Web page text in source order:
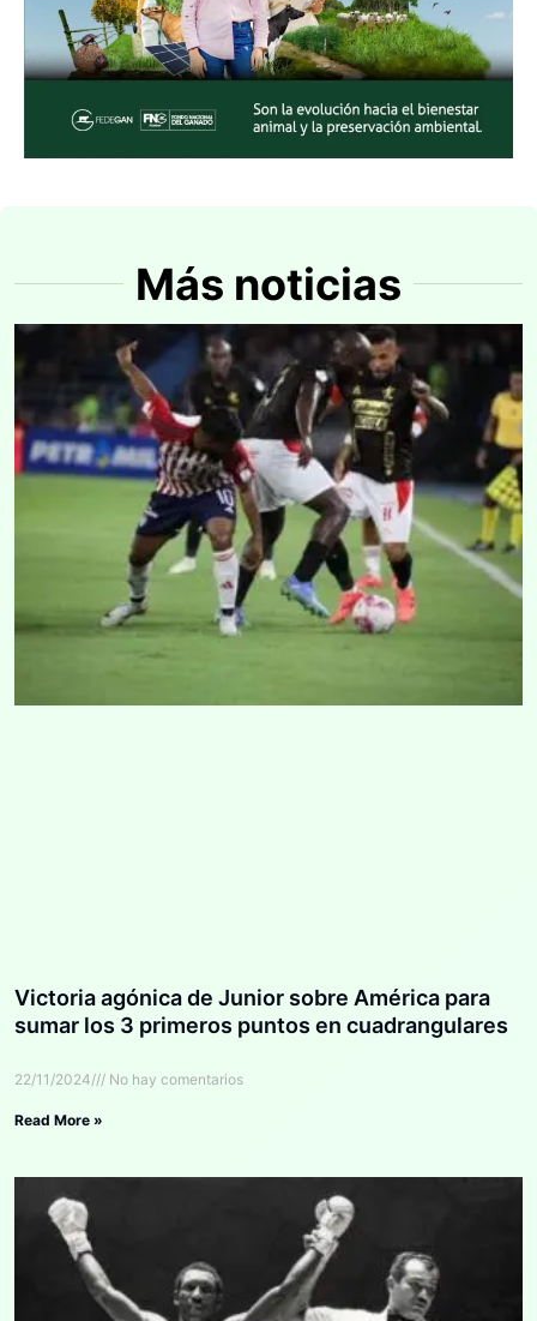
Más noticias
Victoria agónica de Junior sobre América para
sumar los 3 primeros puntos en cuadrangulares
22/11/2024 No hay comentarios
Read More »